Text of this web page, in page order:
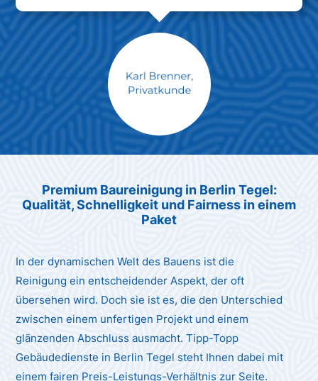
Max Mustermann
Premium Baureinigung in Berlin Tegel:
Qualität, Schnelligkeit und Fairness in einem
Paket
In der dynamischen Welt des Bauens ist die
Reinigung ein entscheidender Aspekt, der oft
übersehen wird. Doch sie ist es, die den Unterschied
zwischen einem unfertigen Projekt und einem
glänzenden Abschluss ausmacht. Tipp-Topp
Gebäudedienste in Berlin Tegel steht Ihnen dabei mit
einem fairen Preis-Leistungs-Verhältnis zur Seite.